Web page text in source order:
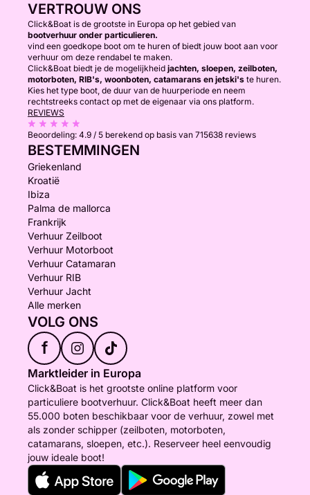
VERTROUW ONS
Click&Boat is de grootste in Europa op het gebied van
bootverhuur onder particulieren.
vind een goedkope boot om te huren of biedt jouw boot aan voor
verhuur om deze rendabel te maken.
Click&Boat biedt je de mogelijkheid jachten, sloepen, zeilboten,
motorboten, RIB's, woonboten, catamarans en jetski's te huren.
Kies het type boot, de duur van de huurperiode en neem
rechtstreeks contact op met de eigenaar via ons platform.
REVIEWS
Beoordeling: 4.9 / 5 berekend op basis van 715638 reviews
BESTEMMINGEN
Griekenland
Kroatië
Ibiza
Palma de mallorca
Frankrijk
Verhuur Zeilboot
Verhuur Motorboot
Verhuur Catamaran
Verhuur RIB
Verhuur Jacht
Alle merken
VOLG ONS
f
Marktleider in Europa
Click&Boat is het grootste online platform voor
particuliere bootverhuur. Click&Boat heeft meer dan
55.000 boten beschikbaar voor de verhuur, zowel met
als zonder schipper (zeilboten, motorboten,
catamarans, sloepen, etc.). Reserveer heel eenvoudig
jouw ideale boot!